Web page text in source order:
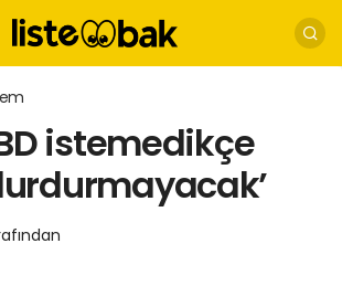
istemedikçe